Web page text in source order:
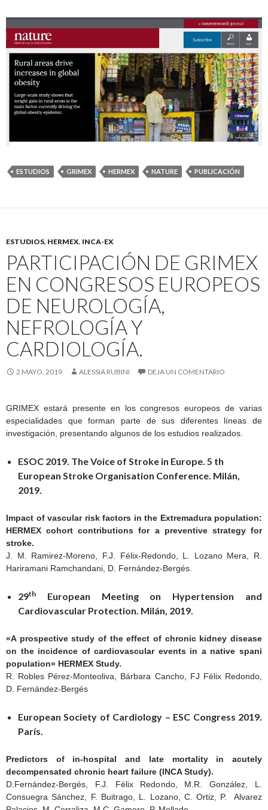
ESTUDIOS GRIMEX HERMEX NATURE PUBLICACIÓN
ESTUDIOS, HERMEX, INCA-EX
PARTICIPACIÓN DE GRIMEX
EN CONGRESOS EUROPEOS
DE NEUROLOGÍA,
NEFROLOGÍA Y
CARDIOLOGÍA.
2 MAYO, 2019 ALESSIA RUBINI DEJA UN COMENTARIO
GRIMEX estará presente en los congresos europeos de varias
especialidades que forman parte de sus diferentes líneas de
investigación, presentando algunos de los estudios realizados.
ESOC 2019. The Voice of Stroke in Europe. 5 th
European Stroke Organisation Conference. Milán,
2019.
Impact of vascular risk factors in the Extremadura population:
HERMEX cohort contributions for a preventive strategy for
stroke.
J. M. Ramirez-Moreno, F.J. Félix-Redondo, L. Lozano Mera, R.
Hariramani Ramchandani, D. Fernández-Bergés.
29th
European Meeting on Hypertension and
Cardiovascular Protection. Milán, 2019.
«A prospective study of the effect of chronic kidney disease
on the incidence of cardiovascular events in a native spani
population» HERMEX Study.
R. Robles Pérez-Monteoliva, Bárbara Cancho, FJ Félix Redondo,
D. Fernández-Bergés
European Society of Cardiology – ESC Congress 2019.
París.
Predictors of in-hospital and late mortality in acutely
decompensated chronic heart failure (INCA Study).
D.Fernández-Bergés, F.J. Félix Redondo, M.R. González, L.
Consuegra Sánchez, F. Buitrago, L. Lozano, C. Ortiz, P. Alvarez